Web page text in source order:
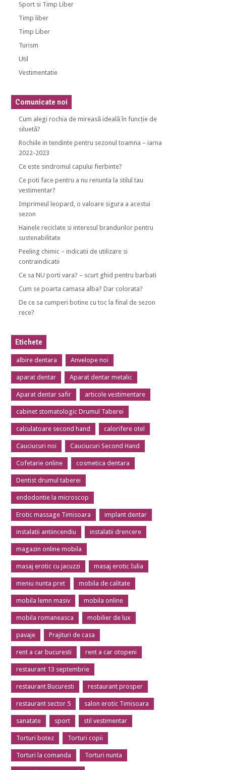
Sport si Timp Liber
Timp liber
Timp Liber
Turism
Util
Vestimentatie
Comunicate noi
Cum alegi rochia de mireasă ideală în funcție de
siluetă?
Rochiile in tendinte pentru sezonul toamna – iarna
2022-2023
Ce este sindromul capului fierbinte?
Ce poti face pentru a nu renunta la stilul tau
vestimentar?
Imprimeul leopard, o valoare sigura a acestui
sezon
Hainele reciclate si interesul brandurilor pentru
sustenabilitate
Peeling chimic – indicatii de utilizare si
contraindicatii
Ce sa NU porti vara? – scurt ghid pentru barbati
Cum se poarta camasa alba? Dar colorata?
De ce sa cumperi botine cu toc la final de sezon
rece?
Etichete
albire dentara Anvelope noi
aparat dentar Aparat dentar metalic
Aparat dentar safir articole vestimentare
cabinet stomatologic Drumul Taberei
calculatoare second hand calorifere otel
Cauciucuri noi Cauciucuri Second Hand
Cofetarie online cosmetica dentara
Dentist drumul taberei
endodontie la microscop
Erotic massage Timisoara implant dentar
instalatii antiincendiu instalatii drencere
magazin online mobila
masaj erotic cu jacuzzi masaj erotic Iulia
meniu nunta pret mobila de calitate
mobila lemn masiv mobila online
mobila romaneasca mobilier de lux
pavaje Prajituri de casa
rent a car bucuresti rent a car otopeni
restaurant 13 septembrie
restaurant Bucuresti restaurant prosper
restaurant sector 5 salon erotic Timisoara
sanatate sport stil vestimentar
Torturi botez Torturi copii
Torturi la comanda Torturi nunta